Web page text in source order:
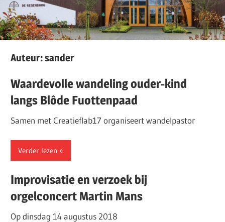
Auteur:sander
Waardevolle wandeling ouder-kind
langs Blôde Fuottenpaad
Samen met Creatieflab17 organiseert wandelpastor
Verder lezen
Improvisatie en verzoek bij
orgelconcert Martin Mans
Op dinsdag 14 augustus 2018